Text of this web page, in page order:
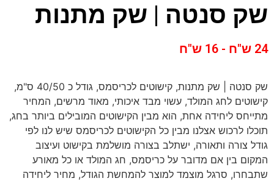
שק סנטה | שק מתנות
24 ש"ח - 16 ש"ח
שק סנטה | שק מתנות, קישוטים לכריסמס, גודל כ 40/50 ס"מ,
קישוטים לחג המולד, עשוי מבד איכותי, מאוד מרשים, המחיר
מתייחס ליחידה אחת, הוא מבין הקישוטים המובילים ביותר בחג,
תוכלו לרכוש אצלנו מבין כל הקישוטים לכריסמס שיש לנו לפי
גודל צורה ותאורה, ישתלב בצורה מושלמת בקישוט ועיצוב
המקום בין אם מדובר על כריסמס, חג המולד או כל מאורע
שתבחרו, סרגל מוצמד למוצר להמחשת הגודל, מחיר ליחידה